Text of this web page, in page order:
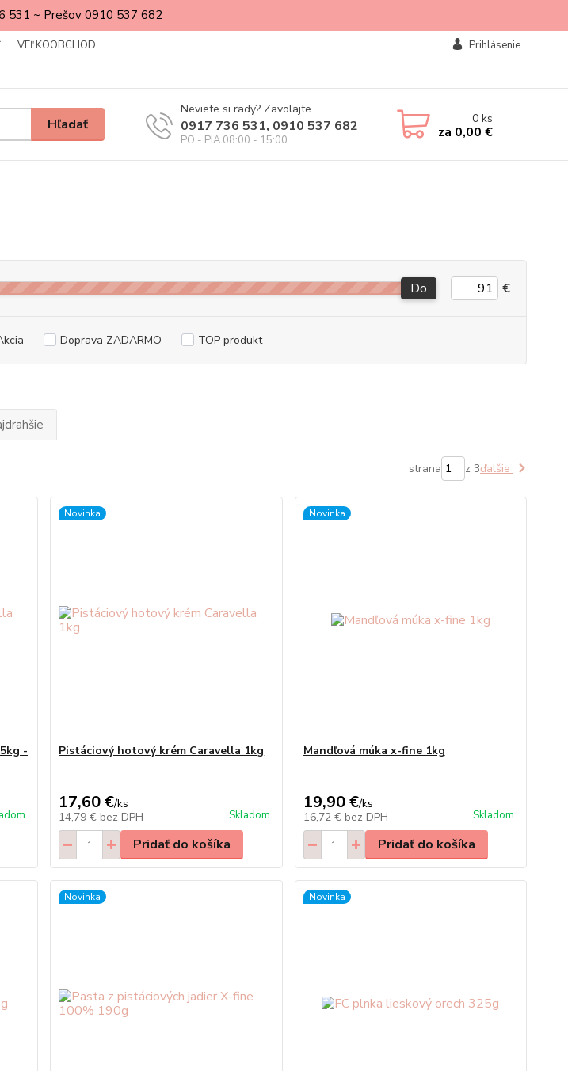
531 ~ Prešov 0910 537 682
VEĽKOOBCHOD
Prihlásenie
Hľadať
Neviete si rady? Zavolajte.
0917 736 531, 0910 537 682
PO - PIA 08:00 - 15:00
0ks
za 0,00 €
Do €
Doprava ZADARMO TOP produkt
strana z 3ďalšie
-
Novinka
Pistáciový hotový krém Caravella 1kg
17,60 €/ks
14,79 € bez DPH Skladom
Pridať do košíka
Novinka
Mandľová múka x-fine 1kg
19,90 €/ks
16,72 € bez DPH Skladom
Pridať do košíka
Novinka Novinka